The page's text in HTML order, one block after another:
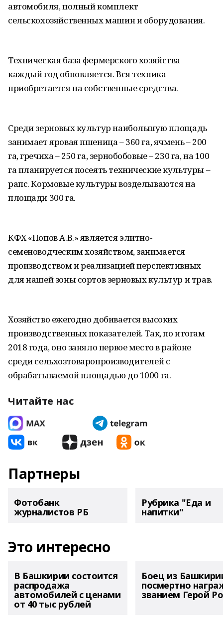
автомобиля, полный комплект
сельскохозяйственных машин и оборудования.
Техническая база фермерского хозяйства
каждый год обновляется. Вся техника
приобретается на собственные средства.
Среди зерновых культур наибольшую площадь
занимает яровая пшеница – 360 га, ячмень – 200
га, гречиха – 250 га, зернобобовые – 230 га, на 100
га планируется посеять технические культуры –
рапс. Кормовые культуры возделываются на
площади 300 га.
КФХ «Попов А.В.» является элитно-
семеноводческим хозяйством, занимается
производством и реализацией перспективных
для нашей зоны сортов зерновых культур и трав.
Хозяйство ежегодно добивается высоких
производственных показателей. Так, по итогам
2018 года, оно заняло первое место в районе
среди сельхозтоваропроизводителей с
обрабатываемой площадью до 1000 га.
Читайте нас
Партнеры
Фотобанк
журналистов РБ
Рубрика "Еда и
напитки"
Это интересно
В Башкирии состоится
распродажа
автомобилей с ценами
от 40 тыс рублей
Боец из
посмертно
званием Герой